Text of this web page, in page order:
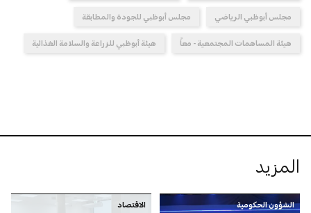
مجلس أبوظبي الرياضي مجلس أبوظبي للجودة والمطابقة
هيئة المساهمات المجتمعية - معاً هيئة أبوظبي للزراعة والسلامة الغذائية
المزيد
الشؤون الحكومية الاقتصاد